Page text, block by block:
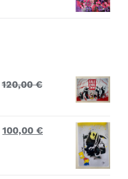
120,00€
Le
100,00 €Le